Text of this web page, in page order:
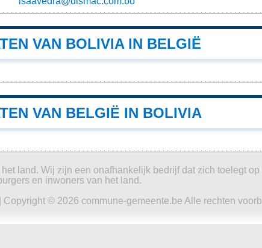
VAN BOLIVIA IN BELGIË
VAN BELGIË IN BOLIVIA
land. Wij zijn een onafhankelijk bedrijf dat zich toelegt op
en inwoners van het land.
| Copyright © 2026 commune-gemeente.be Alle rechten